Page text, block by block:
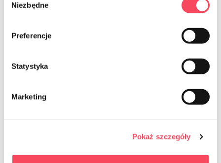
zgody
Niezbędne
Preferencje
Statystyka
Marketing
Pokaż szczegóły